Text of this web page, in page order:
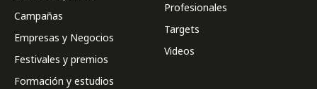
Campañas
Empresas y Negocios
Festivales y premios
Formación y estudios
Profesionales
Targets
Videos